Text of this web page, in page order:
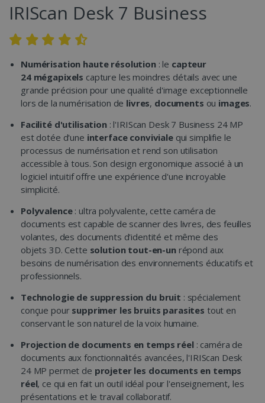
IRIScan Desk 7 Business
Numérisation haute résolution: le capteur
24 mégapixels capture les moindres détails avec une
grande précision pour une qualité d'image exceptionnelle
lors de la numérisation de livres, documents ou images.
Facilité d'utilisation: l'IRIScan Desk 7 Business 24 MP
est dotée d'une interface convivialequi simplifie le
processus de numérisation et rend son utilisation
accessible à tous. Son design ergonomique associé à un
logiciel intuitif offre une expérience d'une incroyable
simplicité.
Polyvalence: ultra polyvalente, cette caméra de
documents est capable de scanner des livres, des feuilles
volantes, des documents d'identité et même des
objets 3D. Cette solution tout-en-unrépond aux
besoins de numérisation des environnements éducatifs et
professionnels.
Technologie de suppression du bruit : spécialement
conçue pour supprimer les bruits parasites tout en
conservant le son naturel de la voix humaine.
Projection de documents en temps réel: caméra de
documents aux fonctionnalités avancées, l'IRIScan Desk
24 MP permet de projeter les documents en temps
réel, ce qui en fait un outil idéal pour l'enseignement, les
présentations et le travail collaboratif.